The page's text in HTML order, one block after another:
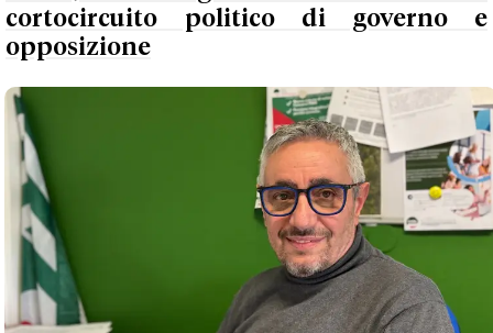
cortocircuito politico di governo e
opposizione